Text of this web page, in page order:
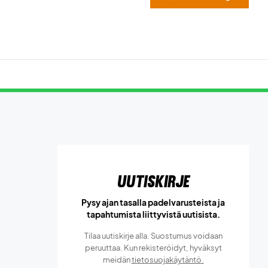
Uutiskirje
Pysy ajan tasalla padelvarusteista ja
tapahtumista liittyvistä uutisista.
Tilaa uutiskirje alla. Suostumus voidaan
peruuttaa. Kun rekisteröidyt, hyväksyt
meidäntietosuojakäytäntö.